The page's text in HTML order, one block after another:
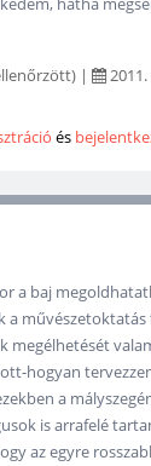
|
és
a baj
a
megélhetését
hogyan
a
is arrafelé
az egyre